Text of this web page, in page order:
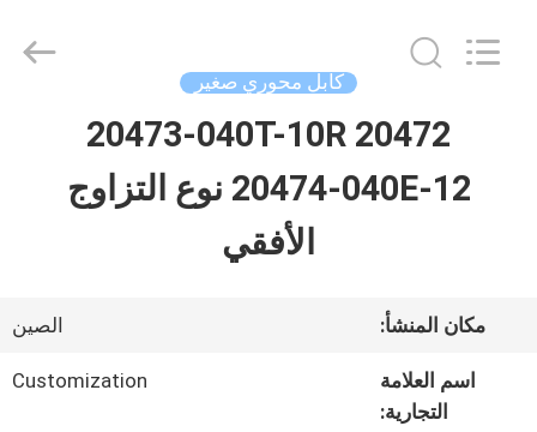
المنزل
فيديوهات
كابل محوري صغير
20472 20473-040T-10R
20474-040E-12 نوع التزاوج
الأفقي
مكان المنشأ: الصين
اسم العلامة
التجارية:
Customization